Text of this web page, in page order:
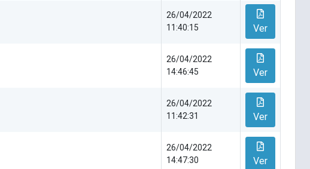
26/04/2022
11:40:15
Ver
26/04/2022
14:46:45
Ver
26/04/2022
11:42:31
Ver
26/04/2022
14:47:30
Ver